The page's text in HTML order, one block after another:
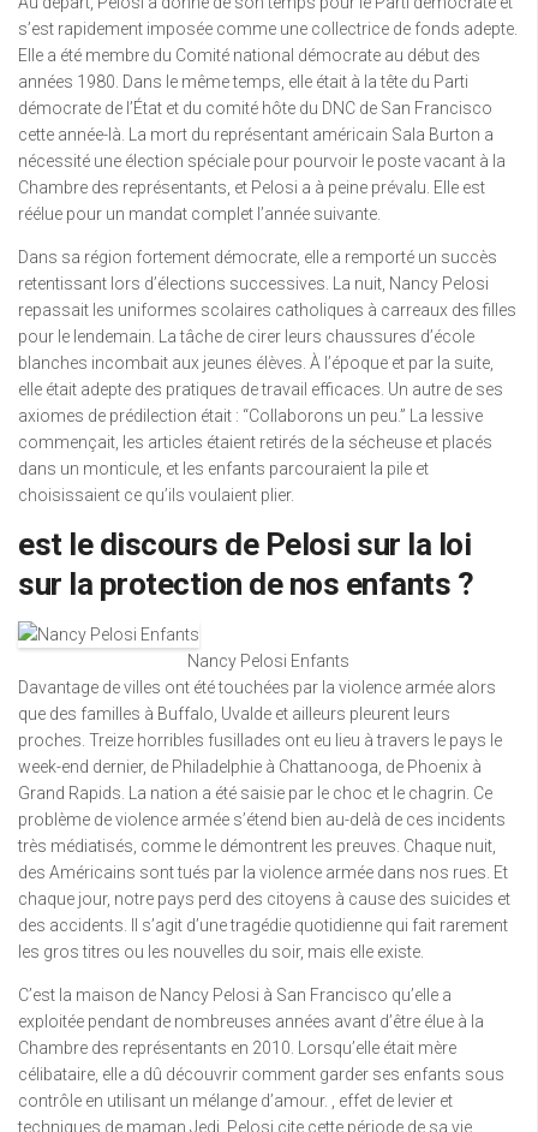
s’est rapidement imposée comme une collectrice de fonds adepte.
Elle a été membre du Comité national démocrate au début des
années 1980. Dans le même temps, elle était à la tête du Parti
démocrate de l’État et du comité hôte du DNC de San Francisco
cette année-là. La mort du représentant américain Sala Burton a
nécessité une élection spéciale pour pourvoir le poste vacant à la
Chambre des représentants, et Pelosi a à peine prévalu. Elle est
réélue pour un mandat complet l’année suivante.
Dans sa région fortement démocrate, elle a remporté un succès
retentissant lors d’élections successives. La nuit, Nancy Pelosi
repassait les uniformes scolaires catholiques à carreaux des filles
pour le lendemain. La tâche de cirer leurs chaussures d’école
blanches incombait aux jeunes élèves. À l’époque et par la suite,
elle était adepte des pratiques de travail efficaces. Un autre de ses
axiomes de prédilection était : “Collaborons un peu.” La lessive
commençait, les articles étaient retirés de la sécheuse et placés
dans un monticule, et les enfants parcouraient la pile et
choisissaient ce qu’ils voulaient plier.
est le discours de Pelosi sur la loi
sur la protection de nos enfants ?
Nancy Pelosi Enfants
Davantage de villes ont été touchées par la violence armée alors
que des familles à Buffalo, Uvalde et ailleurs pleurent leurs
proches. Treize horribles fusillades ont eu lieu à travers le pays le
week-end dernier, de Philadelphie à Chattanooga, de Phoenix à
Grand Rapids. La nation a été saisie par le choc et le chagrin. Ce
problème de violence armée s’étend bien au-delà de ces incidents
très médiatisés, comme le démontrent les preuves. Chaque nuit,
des Américains sont tués par la violence armée dans nos rues. Et
chaque jour, notre pays perd des citoyens à cause des suicides et
des accidents. Il s’agit d’une tragédie quotidienne qui fait rarement
les gros titres ou les nouvelles du soir, mais elle existe.
C’est la maison de Nancy Pelosi à San Francisco qu’elle a
exploitée pendant de nombreuses années avant d’être élue à la
Chambre des représentants en 2010. Lorsqu’elle était mère
célibataire, elle a dû découvrir comment garder ses enfants sous
contrôle en utilisant un mélange d’amour. , effet de levier et
techniques de maman Jedi. Pelosi cite cette période de sa vie